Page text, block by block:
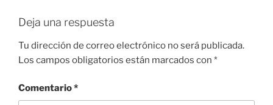
Deja una respuesta
Tu dirección de correo electrónico no será publicada.
Los campos obligatorios están marcados con *
Comentario*